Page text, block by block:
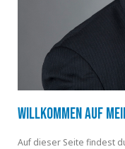
Willkommen auf
Auf dieser Seite findest